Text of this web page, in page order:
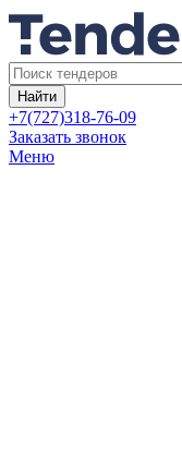
Найти
+7(727)318-76-09
Заказать звонок
Меню